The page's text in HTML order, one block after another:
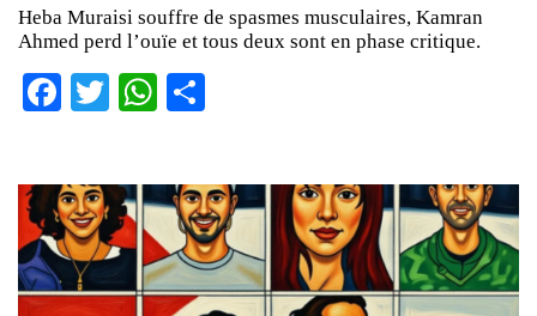
Heba Muraisi souffre de spasmes musculaires, Kamran
Ahmed perd l’ouïe et tous deux sont en phase critique.
Facebook
TwitterWhatsApp